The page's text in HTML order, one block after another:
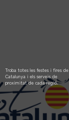
Troba totes les festes i fires de
Catalunya i els serveis de
proximitat de cada regió.